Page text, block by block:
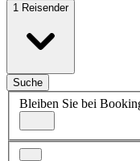
1 Reisender
Suche
Bleiben Sie bei